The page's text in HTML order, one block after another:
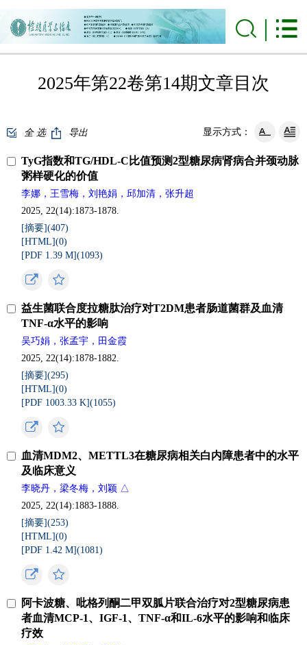
2025年第22卷第14期文章目次
全 选 导出 显示方式：
TyG指数和TG/HDL-C比值预测2型糖尿病肾病合并颈动脉
粥样硬化的价值
李娜，王雪梅，刘艳娟，邱加清，张升超
2025, 22(14):1873-1878.
[摘要](407)
[HTML](0)
[PDF 1.39 M](1093)
益生菌联合度拉糖肽治疗对T2DM患者肠道菌群及血清
TNF-α水平的影响
吴巧娟，张孟宇，田金霞
2025, 22(14):1878-1882.
[摘要](295)
[HTML](0)
[PDF 1003.33 K](1055)
血清MDM2、METTL3在糖尿病相关白内障患者中的水平
及临床意义
李晓丹，梁冬梅，刘颖 △
2025, 22(14):1883-1888.
[摘要](253)
[HTML](0)
[PDF 1.42 M](1081)
阿卡波糖、吡格列酮二甲双胍片联合治疗对2型糖尿病患
者血清MCP-1、IGF-1、TNF-α和IL-6水平的影响和临床
疗效